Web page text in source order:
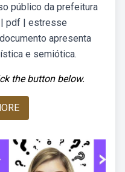
público da prefeitura
| pdf | estresse
apresenta
e semiótica.
the button below.